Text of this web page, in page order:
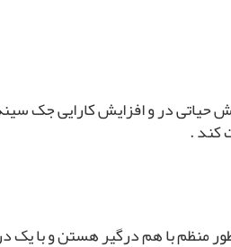
در و افزایش کارایی جک سینه
کند .
منظم با هم درگیر هستن و با